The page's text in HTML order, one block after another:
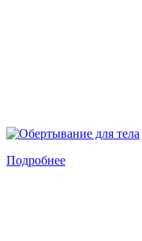
Подробнее